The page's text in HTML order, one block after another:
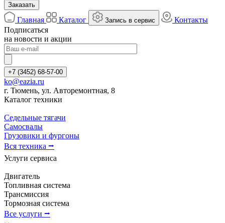
Заказать
Главная Каталог Запись в сервис
Контакты
Подписаться
на новости и акции
+7 (3452) 68-57-00
ko@eazia.ru
г. Тюмень, ул. Авторемонтная, 8
Каталог техники
Седельные тягачи
Самосвалы
Грузовики и фургоны
Вся техника ⭢
Услуги сервиса
Двигатель
Топливная система
Трансмиссия
Тормозная система
Все услуги ⭢